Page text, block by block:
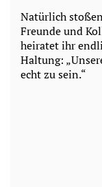
Natürlich
Freunde und
heiratet ihr
Haltung:
echt zu sein.“